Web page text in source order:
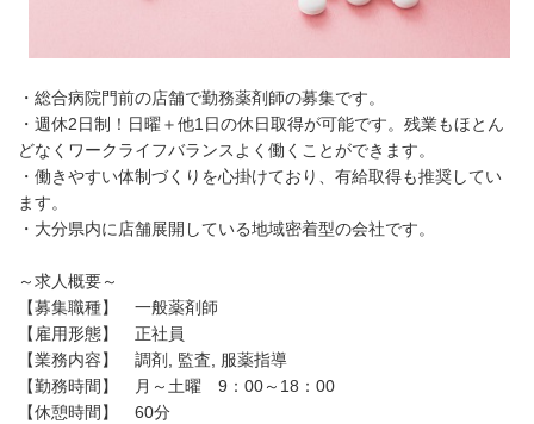
・総合病院門前の店舗で勤務薬剤師の募集です。
・週休2日制！日曜＋他1日の休日取得が可能です。残業もほとん
どなくワークライフバランスよく働くことができます。
・働きやすい体制づくりを心掛けており、有給取得も推奨してい
ます。
・大分県内に店舗展開している地域密着型の会社です。
～求人概要～
【募集職種】 一般薬剤師
【雇用形態】 正社員
【業務内容】 調剤, 監査, 服薬指導
【勤務時間】 月～土曜 9：00～18：00
【休憩時間】 60分